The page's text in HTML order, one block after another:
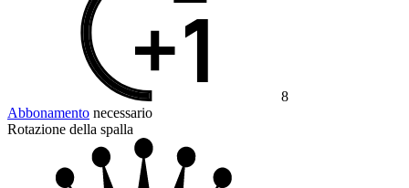
8
Abbonamento necessario
Rotazione della spalla